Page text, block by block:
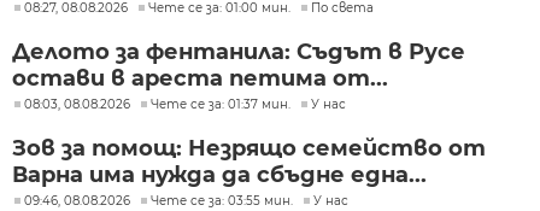
08:27, 08.08.2026 Чете се за: 01:00 мин. По света
Делото за фентанила: Съдът в Русе
остави в ареста петима от...
08:03, 08.08.2026 Чете се за: 01:37 мин. У нас
Зов за помощ: Незрящо семейство от
Варна има нужда да сбъдне една...
09:46, 08.08.2026 Чете се за: 03:55 мин. У нас